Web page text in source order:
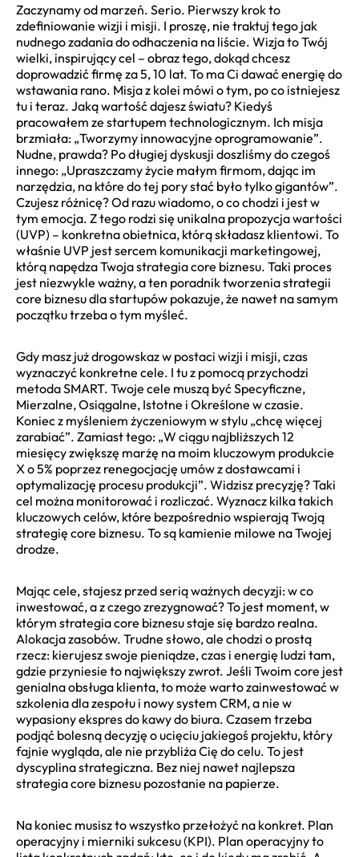
Zaczynamy od marzeń. Serio. Pierwszy krok to
zdefiniowanie wizji i misji. I proszę, nie traktuj tego jak
nudnego zadania do odhaczenia na liście. Wizja to Twój
wielki, inspirujący cel – obraz tego, dokąd chcesz
doprowadzić firmę za 5, 10 lat. To ma Ci dawać energię do
wstawania rano. Misja z kolei mówi o tym, po co istniejesz
tu i teraz. Jaką wartość dajesz światu? Kiedyś
pracowałem ze startupem technologicznym. Ich misja
brzmiała: „Tworzymy innowacyjne oprogramowanie”.
Nudne, prawda? Po długiej dyskusji doszliśmy do czegoś
innego: „Upraszczamy życie małym firmom, dając im
narzędzia, na które do tej pory stać było tylko gigantów”.
Czujesz różnicę? Od razu wiadomo, o co chodzi i jest w
tym emocja. Z tego rodzi się unikalna propozycja wartości
(UVP) – konkretna obietnica, którą składasz klientowi. To
właśnie UVP jest sercem komunikacji marketingowej,
którą napędza Twoja strategia core biznesu. Taki proces
jest niezwykle ważny, a ten poradnik tworzenia strategii
core biznesu dla startupów pokazuje, że nawet na samym
początku trzeba o tym myśleć.
Gdy masz już drogowskaz w postaci wizji i misji, czas
wyznaczyć konkretne cele. I tu z pomocą przychodzi
metoda SMART. Twoje cele muszą być Specyficzne,
Mierzalne, Osiągalne, Istotne i Określone w czasie.
Koniec z myśleniem życzeniowym w stylu „chcę więcej
zarabiać”. Zamiast tego: „W ciągu najbliższych 12
miesięcy zwiększę marżę na moim kluczowym produkcie
X o 5% poprzez renegocjację umów z dostawcami i
optymalizację procesu produkcji”. Widzisz precyzję? Taki
cel można monitorować i rozliczać. Wyznacz kilka takich
kluczowych celów, które bezpośrednio wspierają Twoją
strategię core biznesu. To są kamienie milowe na Twojej
drodze.
Mając cele, stajesz przed serią ważnych decyzji: w co
inwestować, a z czego zrezygnować? To jest moment, w
którym strategia core biznesu staje się bardzo realna.
Alokacja zasobów. Trudne słowo, ale chodzi o prostą
rzecz: kierujesz swoje pieniądze, czas i energię ludzi tam,
gdzie przyniesie to największy zwrot. Jeśli Twoim core jest
genialna obsługa klienta, to może warto zainwestować w
szkolenia dla zespołu i nowy system CRM, a nie w
wypasiony ekspres do kawy do biura. Czasem trzeba
podjąć bolesną decyzję o ucięciu jakiegoś projektu, który
fajnie wygląda, ale nie przybliża Cię do celu. To jest
dyscyplina strategiczna. Bez niej nawet najlepsza
strategia core biznesu pozostanie na papierze.
Na koniec musisz to wszystko przełożyć na konkret. Plan
operacyjny i mierniki sukcesu (KPI). Plan operacyjny to